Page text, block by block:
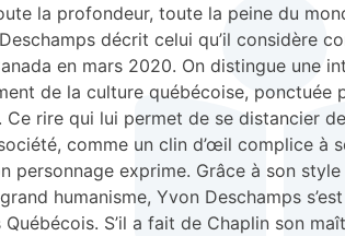
la profondeur, toute la peine du
décrit celui qu’il considère
en mars 2020. On distingue une
de la culture québécoise, ponctuée
rire qui lui permet de se distancier
comme un clin d’œil complice à
personnage exprime. Grâce à son
humanisme, Yvon Deschamps
S’il a fait de Chaplin son